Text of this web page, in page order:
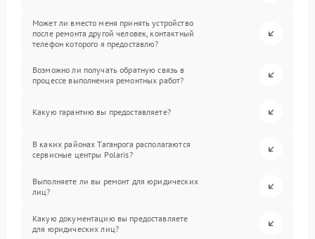
Может ли вместо меня принять устройство
после ремонта другой человек, контактный
телефон которого я предоставлю?
Возможно ли получать обратную связь в
процессе выполнения ремонтных работ?
Какую гарантию вы предоставляете?
В каких районах Таганрога располагаются
сервисные центры Polaris?
Выполняете ли вы ремонт для юридических
лиц?
Какую документацию вы предоставляете
для юридических лиц?